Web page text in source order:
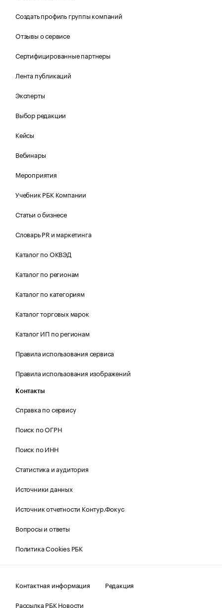
Создать профиль группы компаний
Отзывы о сервисе
Сертифицированные партнеры
Лента публикаций
Эксперты
Выбор редакции
Кейсы
Вебинары
Мероприятия
Учебник РБК Компании
Статьи о бизнесе
Словарь PR и маркетинга
Каталог по ОКВЭД
Каталог по регионам
Каталог по категориям
Каталог торговых марок
Каталог ИП по регионам
Правила использования сервиса
Правила использования изображений
Контакты
Справка по сервису
Поиск по ОГРН
Поиск по ИНН
Статистика и аудитория
Источники данных
Источник отчетности Контур.Фокус
Вопросы и ответы
Политика Cookies РБК
Контактная информация
Редакция
Рассылка РБК Новости